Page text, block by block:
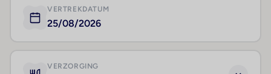
VERTREKDATUM
25/08/2026
VERZORGING